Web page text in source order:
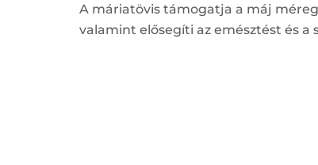
A máriatövis támogatja a máj
valamint elősegíti az emésztést és a